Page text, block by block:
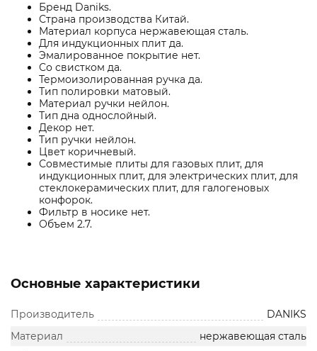
Бренд Daniks.
Страна производства Китай.
Материал корпуса нержавеющая сталь.
Для индукционных плит да.
Эмалированное покрытие нет.
Со свистком да.
Термоизолированная ручка да.
Тип полировки матовый.
Материал ручки нейлон.
Тип дна однослойный.
Декор нет.
Тип ручки нейлон.
Цвет коричневый.
Совместимые плиты для газовых плит, для
индукционных плит, для электрических плит, для
стеклокерамических плит, для галогеновых
конфорок.
Фильтр в носике нет.
Объем 2.7.
Основные характеристики
Производитель
DANIKS
Материал
нержавеющая сталь